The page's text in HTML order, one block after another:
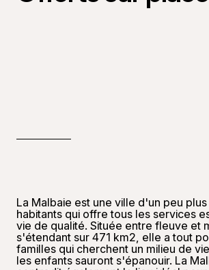
La Malbaie est une ville d'un peu
habitants qui offre tous les services
vie de qualité. Située entre fleuve et
s'étendant sur 471 km2, elle a tout
familles qui cherchent un milieu de
les enfants sauront s'épanouir. La